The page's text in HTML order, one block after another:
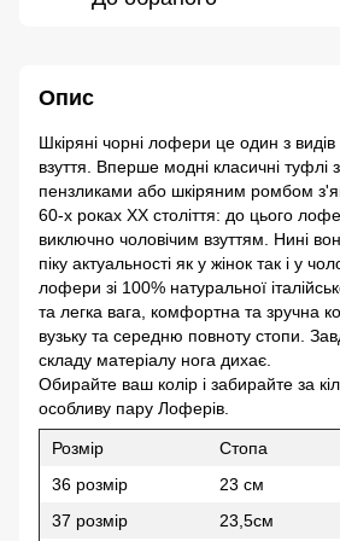
Опис
Шкіряні чорні лофери це один з видів
взуття. Вперше модні класичні туфлі
пензликами або шкіряним ромбом
60-х роках ХХ століття: до цього
виключно чоловічим взуттям. Нині
піку актуальності як у жінок так і у
лофери зі 100% натуральної
та легка вага, комфортна та зручна
вузьку та середню повноту стопи.
складу матеріалу нога дихає.
Обирайте ваш колір і забирайте за
особливу пару Лоферів.
Розмір Cтопа
36 розмір
23 см
37 розмір
23,5см